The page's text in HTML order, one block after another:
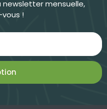
mensuelle,
!